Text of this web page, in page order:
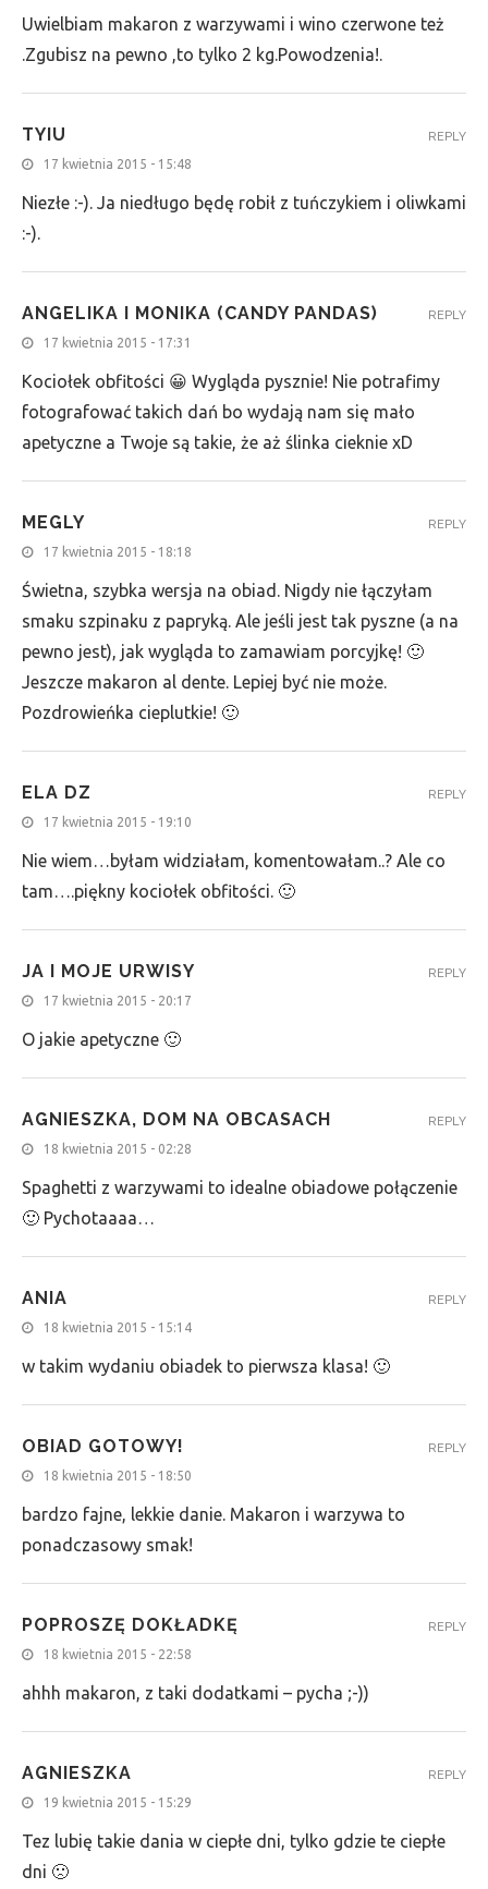
Uwielbiam makaron z warzywami i wino czerwone też
.Zgubisz na pewno ,to tylko 2 kg.Powodzenia!.
TYIU
17 kwietnia 2015 - 15:48
Niezłe :-). Ja niedługo będę robił z tuńczykiem i oliwkami
:-).
REPLY
ANGELIKA I MONIKA (CANDY PANDAS)
17 kwietnia 2015 - 17:31
Kociołek obfitości 😀 Wygląda pysznie! Nie potrafimy
fotografować takich dań bo wydają nam się mało
apetyczne a Twoje są takie, że aż ślinka cieknie xD
REPLY
MEGLY
17 kwietnia 2015 - 18:18
Świetna, szybka wersja na obiad. Nigdy nie łączyłam
smaku szpinaku z papryką. Ale jeśli jest tak pyszne (a na
pewno jest), jak wygląda to zamawiam porcyjkę! 🙂
Jeszcze makaron al dente. Lepiej być nie może.
Pozdrowieńka cieplutkie! 🙂
REPLY
ELA DZ
17 kwietnia 2015 - 19:10
Nie wiem…byłam widziałam, komentowałam..? Ale co
tam….piękny kociołek obfitości. 🙂
REPLY
JA I MOJE URWISY
17 kwietnia 2015 - 20:17
O jakie apetyczne 🙂
REPLY
AGNIESZKA, DOM NA OBCASACH
18 kwietnia 2015 - 02:28
Spaghetti z warzywami to idealne obiadowe połączenie
🙂 Pychotaaaa…
REPLY
ANIA
18 kwietnia 2015 - 15:14
w takim wydaniu obiadek to pierwsza klasa! 🙂
REPLY
OBIAD GOTOWY!
18 kwietnia 2015 - 18:50
bardzo fajne, lekkie danie. Makaron i warzywa to
ponadczasowy smak!
REPLY
POPROSZĘ DOKŁADKĘ
18 kwietnia 2015 - 22:58
ahhh makaron, z taki dodatkami – pycha ;-))
REPLY
AGNIESZKA
19 kwietnia 2015 - 15:29
Tez lubię takie dania w ciepłe dni, tylko gdzie te ciepłe
dni 🙁
REPLY